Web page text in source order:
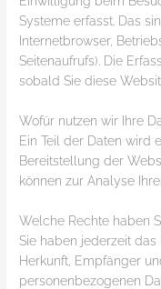
Systeme erfasst. Das
Internetbrowser,
Seitenaufrufs). Die
sobald Sie diese
Wofür nutzen wir Ihre
Ein Teil der Daten wird
Bereitstellung der
können zur Analyse
Welche Rechte haben
Sie haben jederzeit
Herkunft, Empfänger
personenbezogenen